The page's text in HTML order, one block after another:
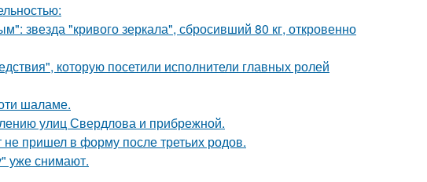
звезда "кривого зеркала", сбросивший 80 кг, откровенно
которую посетили исполнители главных ролей
шаламе.
улиц Свердлова и прибрежной.
пришел в форму после третьих родов.
уже снимают.